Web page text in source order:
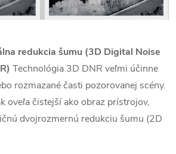
redukcia šumu (3D Digital Noise
Technológia 3D DNR veľmi účinne
rozmazané časti pozorovanej scény.
oveľa čistejší ako obraz prístrojov,
dvojrozmernú redukciu šumu (2D